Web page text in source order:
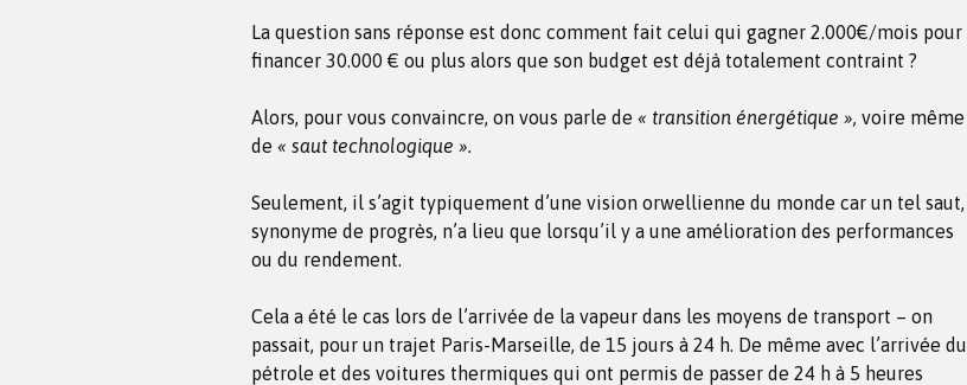
La question sans réponse est donc comment fait celui qui gagner 2.000€/mois pour
financer 30.000 € ou plus alors que son budget est déjà totalement contraint ?
Alors, pour vous convaincre, on vous parle de « transition énergétique », voire même
de « saut technologique ».
Seulement, il s’agit typiquement d’une vision orwellienne du monde car un tel saut,
synonyme de progrès, n’a lieu que lorsqu’il y a une amélioration des performances
ou du rendement.
Cela a été le cas lors de l’arrivée de la vapeur dans les moyens de transport – on
passait, pour un trajet Paris-Marseille, de 15 jours à 24 h. De même avec l’arrivée du
pétrole et des voitures thermiques qui ont permis de passer de 24 h à 5 heures